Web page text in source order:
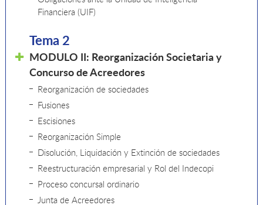
Financiera (UIF)
Tema 2
MODULO II: Reorganización Societaria y
Concurso de Acreedores
Reorganización de sociedades
Fusiones
Escisiones
Reorganización Simple
Disolución, Liquidación y Extinción de sociedades
Reestructuración empresarial y Rol del Indecopi
Proceso concursal ordinario
Junta de Acreedores